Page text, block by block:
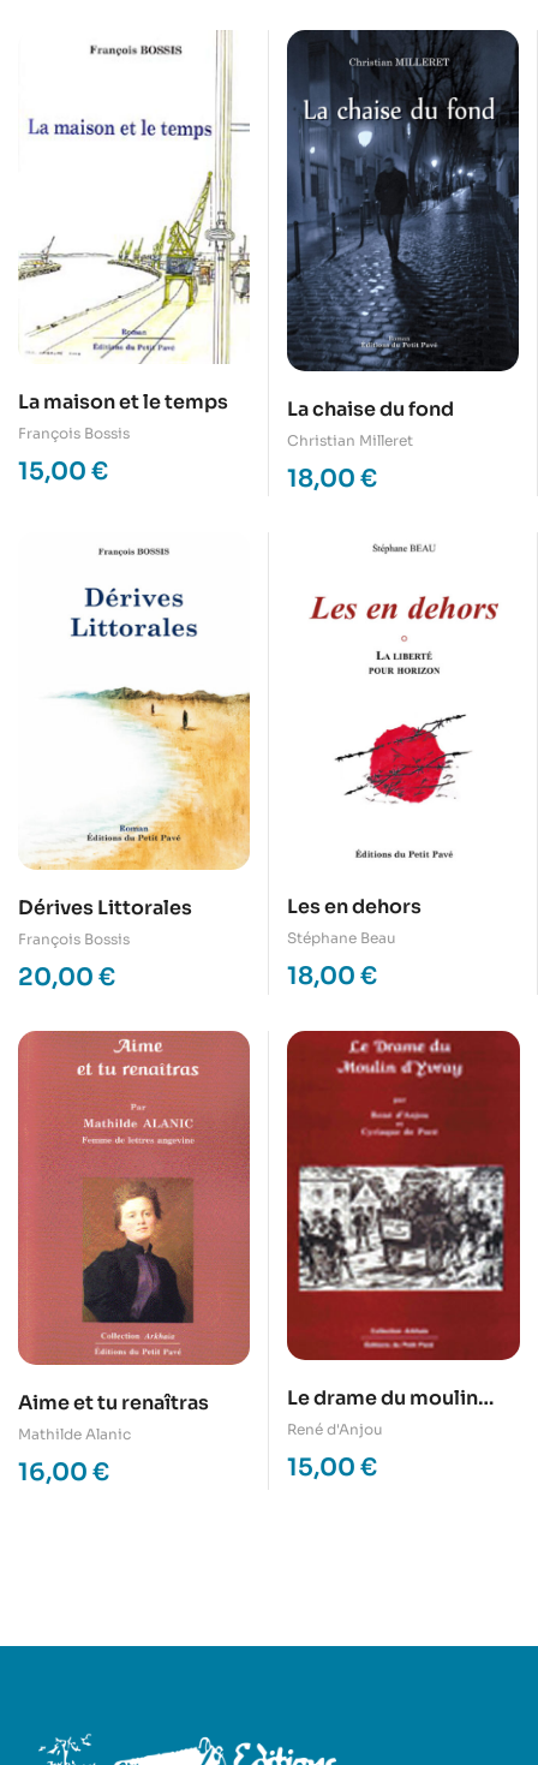
La maison et le temps
François Bossis
15,00 €
La chaise du fond
Christian Milleret
18,00 €
Dérives Littorales
François Bossis
20,00 €
Les en dehors
Stéphane Beau
18,00 €
Aime et tu renaîtras
Mathilde Alanic
16,00 €
Le drame du moulin
d’Yvray
René d'Anjou
15,00 €